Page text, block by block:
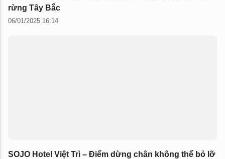
rừng Tây Bắc
06/01/2025 16:14
SOJO Hotel Việt Trì – Điểm dừng chân không thể bỏ lỡ